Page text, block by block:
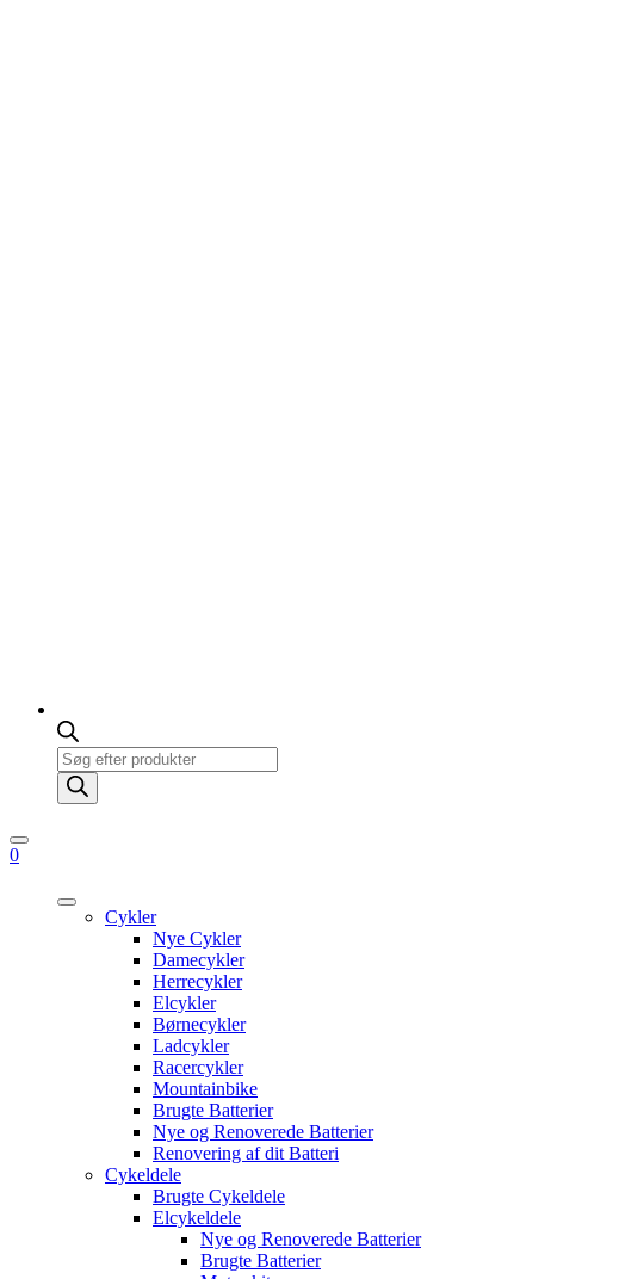
Products
search
0
Cykler
Nye Cykler
Damecykler
Herrecykler
Elcykler
Børnecykler
Ladcykler
Racercykler
Mountainbike
Brugte Batterier
Nye og Renoverede Batterier
Renovering af dit Batteri
Cykeldele
Brugte Cykeldele
Elcykeldele
Nye og Renoverede Batterier
Brugte Batterier